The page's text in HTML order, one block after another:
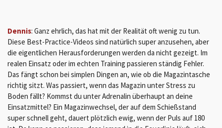
Dennis: Ganz ehrlich, das hat mit der Realität oft wenig zu tun.
Diese Best-Practice-Videos sind natürlich super anzusehen, aber
die eigentlichen Herausforderungen werden da nicht gezeigt. Im
realen Einsatz oder im echten Training passieren ständig Fehler.
Das fängt schon bei simplen Dingen an, wie ob die Magazintasche
richtig sitzt. Was passiert, wenn das Magazin unter Stress zu
Boden fällt? Kommst du unter Adrenalin überhaupt an deine
Einsatzmittel? Ein Magazinwechsel, der auf dem Schießstand
super schnell geht, dauert plötzlich ewig, wenn der Puls auf 180